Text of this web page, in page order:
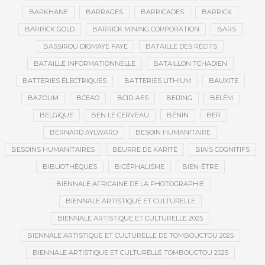
BARKHANE BARRAGES BARRICADES BARRICK
BARRICK GOLD BARRICK MINING CORPORATION BARS
BASSIROU DIOMAYE FAYE BATAILLE DES RÉCITS
BATAILLE INFORMATIONNELLE BATAILLON TCHADIEN
BATTERIES ÉLECTRIQUES BATTERIES LITHIUM BAUXITE
BAZOUM BCEAO BCID-AES BEIJING BELÉM
BELGIQUE BEN LE CERVEAU BÉNIN BER
BERNARD AYLWARD BESOIN HUMANITAIRE
BESOINS HUMANITAIRES BEURRE DE KARITÉ BIAIS COGNITIFS
BIBLIOTHÈQUES BICÉPHALISME BIEN-ÊTRE
BIENNALE AFRICAINE DE LA PHOTOGRAPHIE
BIENNALE ARTISTIQUE ET CULTURELLE
BIENNALE ARTISTIQUE ET CULTURELLE 2025
BIENNALE ARTISTIQUE ET CULTURELLE DE TOMBOUCTOU 2025
BIENNALE ARTISTIQUE ET CULTURELLE TOMBOUCTOU 2025